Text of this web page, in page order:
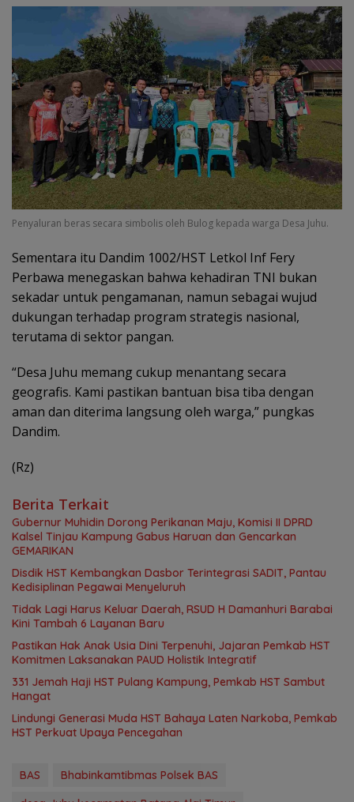
Penyaluran beras secara simbolis oleh Bulog kepada warga Desa Juhu.
Sementara itu Dandim 1002/HST Letkol Inf Fery
Perbawa menegaskan bahwa kehadiran TNI bukan
sekadar untuk pengamanan, namun sebagai wujud
dukungan terhadap program strategis nasional,
terutama di sektor pangan.
“Desa Juhu memang cukup menantang secara
geografis. Kami pastikan bantuan bisa tiba dengan
aman dan diterima langsung oleh warga,” pungkas
Dandim.
(Rz)
Berita Terkait
Gubernur Muhidin Dorong Perikanan Maju, Komisi II DPRD
Kalsel Tinjau Kampung Gabus Haruan dan Gencarkan
GEMARIKAN
Disdik HST Kembangkan Dasbor Terintegrasi SADIT, Pantau
Kedisiplinan Pegawai Menyeluruh
Tidak Lagi Harus Keluar Daerah, RSUD H Damanhuri Barabai
Kini Tambah 6 Layanan Baru
Pastikan Hak Anak Usia Dini Terpenuhi, Jajaran Pemkab HST
Komitmen Laksanakan PAUD Holistik Integratif
331 Jemah Haji HST Pulang Kampung, Pemkab HST Sambut
Hangat
Lindungi Generasi Muda HST Bahaya Laten Narkoba, Pemkab
HST Perkuat Upaya Pencegahan
BAS
Bhabinkamtibmas Polsek BAS